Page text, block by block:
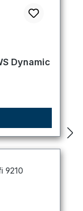
5 von 5 Sternen
Dynamic